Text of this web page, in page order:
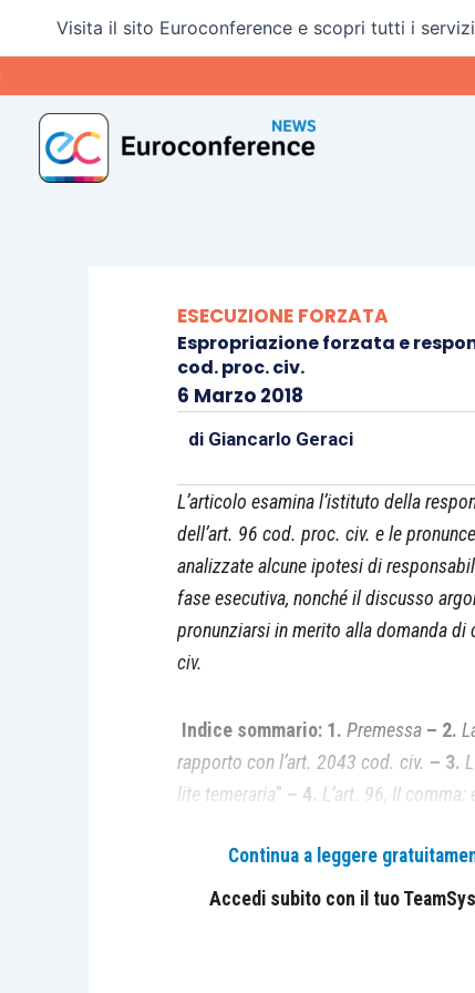
Visita il sito Euroconference e scopri tutti i servizi
ESECUZIONE FORZATA
Espropriazione forzata e
cod. proc. civ.
6 Marzo 2018
di Giancarlo Geraci
L’articolo esamina l’istituto della
dell’art. 96 cod. proc. civ. e le
analizzate alcune ipotesi di
fase esecutiva, nonché il discusso
pronunziarsi in merito alla domanda
civ.
Indice sommario: 1. Premessa – 2.
rapporto con l’art. 2043 cod. civ. – 3.
lite temeraria” – 4. L’art. 96, II
processuale aggravata.
disposizioni relative alle spese
Continua a leggere
Accedi subito con il tuo